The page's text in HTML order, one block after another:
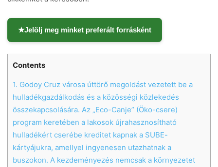
★Jelölj meg minket preferált forrásként
Contents
1. Godoy Cruz városa úttörő megoldást vezetett be a
hulladékgazdálkodás és a közösségi közlekedés
összekapcsolására. Az „Eco-Canje” (Öko-csere)
program keretében a lakosok újrahasznosítható
hulladékért cserébe kreditet kapnak a SUBE-
kártyájukra, amellyel ingyenesen utazhatnak a
buszokon. A kezdeményezés nemcsak a környezetet